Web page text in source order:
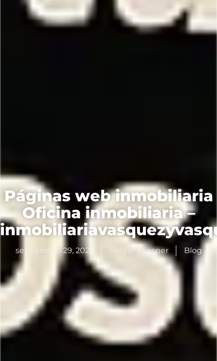
Páginas web inmobiliaria
Oficina inmobiliaria –
septiembre 29, 2025 Sergio Wiesner Blog